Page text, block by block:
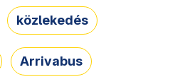
közlekedés
Arrivabus